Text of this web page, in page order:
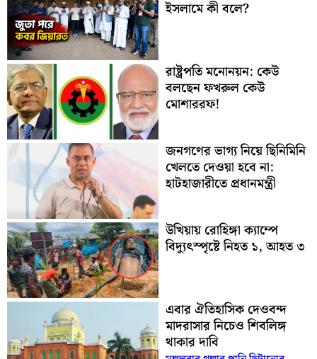
ইসলামে কী বলে?
রাষ্ট্রপতি মনোনয়ন: কেউ
বলছেন ফখরুল কেউ
মোশাররফ!
জনগণের ভাগ্য নিয়ে ছিনিমিনি
খেলতে দেওয়া হবে না:
হাটহাজারীতে প্রধানমন্ত্রী
উখিয়ায় রোহিঙ্গা ক্যাম্পে
বিদ্যুৎস্পৃষ্টে নিহত ১, আহত ৩
এবার ঐতিহাসিক দেওবন্দ
মাদরাসার নিচেও শিবলিঙ্গ
থাকার দাবি